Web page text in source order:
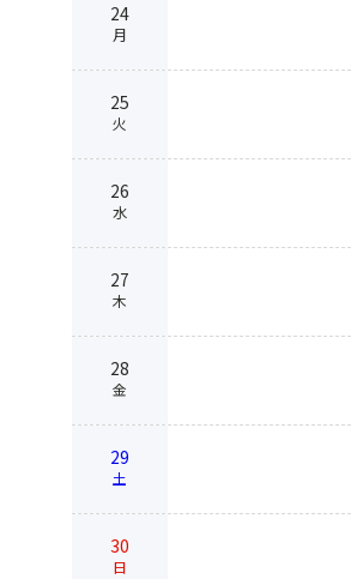
24
月
25
火
26
水
27
木
28
金
29
土
30
日